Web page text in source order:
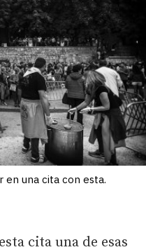
en una cita con esta.
cita una de esas